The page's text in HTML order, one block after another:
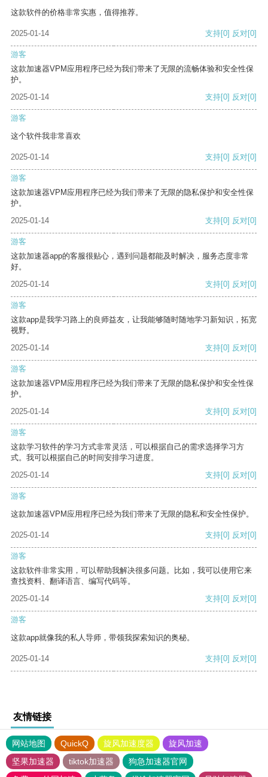
这款软件的价格非常实惠，值得推荐。
2025-01-14 支持[0] 反对[0]
游客
这款加速器VPM应用程序已经为我们带来了无限的流畅体验和安全性保
护。
2025-01-14
支持[0] 反对[0]
游客
这个软件我非常喜欢
2025-01-14 支持[0] 反对[0]
游客
这款加速器VPM应用程序已经为我们带来了无限的隐私保护和安全性保
护。
2025-01-14
支持[0] 反对[0]
游客
这款加速器app的客服很贴心，遇到问题都能及时解决，服务态度非常
好。
2025-01-14
支持[0] 反对[0]
游客
这款app是我学习路上的良师益友，让我能够随时随地学习新知识，拓宽
视野。
2025-01-14
支持[0] 反对[0]
游客
这款加速器VPM应用程序已经为我们带来了无限的隐私保护和安全性保
护。
2025-01-14
支持[0] 反对[0]
游客
这款学习软件的学习方式非常灵活，可以根据自己的需求选择学习方
式。我可以根据自己的时间安排学习进度。
2025-01-14
支持[0] 反对[0]
游客
这款加速器VPM应用程序已经为我们带来了无限的隐私和安全性保护。
2025-01-14 支持[0] 反对[0]
游客
这款软件非常实用，可以帮助我解决很多问题。比如，我可以使用它来
查找资料、翻译语言、编写代码等。
2025-01-14
支持[0] 反对[0]
游客
这款app就像我的私人导师，带领我探索知识的奥秘。
2025-01-14 支持[0] 反对[0]
友情链接
网站地图 QuickQ 旋风加速度器
旋风加速
坚果加速器
tiktok加速器
狗急加速器官网